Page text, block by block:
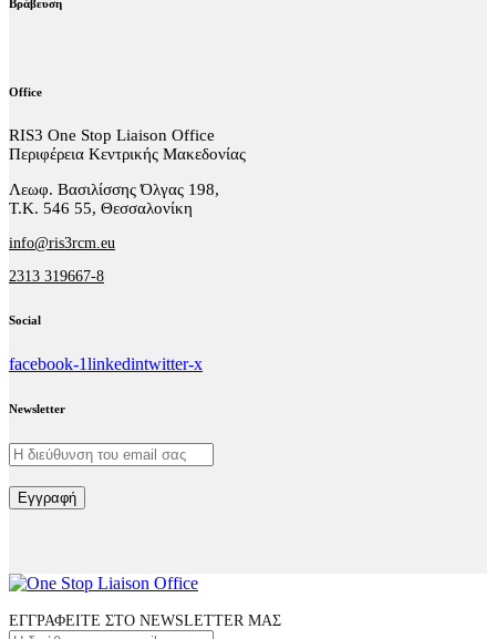
Βράβευση
Office
RIS3 One Stop Liaison Office
Περιφέρεια Κεντρικής Μακεδονίας
Λεωφ. Βασιλίσσης Όλγας 198,
Τ.Κ. 546 55, Θεσσαλονίκη
info@ris3rcm.eu
2313 319667-8
Social
facebook-1linkedintwitter-x
Newsletter
Εγγραφή
ΕΓΓΡΑΦΕΙΤΕ ΣΤΟ NEWSLETTER ΜΑΣ